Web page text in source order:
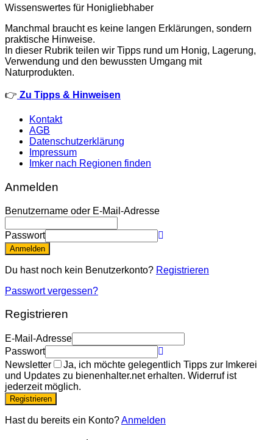
Wissenswertes für Honigliebhaber
Manchmal braucht es keine langen Erklärungen, sondern
praktische Hinweise.
In dieser Rubrik teilen wir Tipps rund um Honig, Lagerung,
Verwendung und den bewussten Umgang mit
Naturprodukten.
👉 Zu Tipps & Hinweisen
Kontakt
AGB
Datenschutzerklärung
Impressum
Imker nach Regionen finden
Anmelden
Benutzername oder E-Mail-Adresse
Passwort
Anmelden
Du hast noch kein Benutzerkonto? Registrieren
Passwort vergessen?
Registrieren
E-Mail-Adresse
Passwort
Newsletter
Ja, ich möchte gelegentlich Tipps zur Imkerei
und Updates zu bienenhalter.net erhalten. Widerruf ist
jederzeit möglich.
Registrieren
Hast du bereits ein Konto?Anmelden